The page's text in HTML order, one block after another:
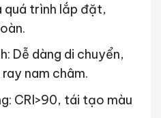
quá trình lắp đặt,
Dễ dàng di chuyển,
nam châm.
CRI>90, tái tạo màu